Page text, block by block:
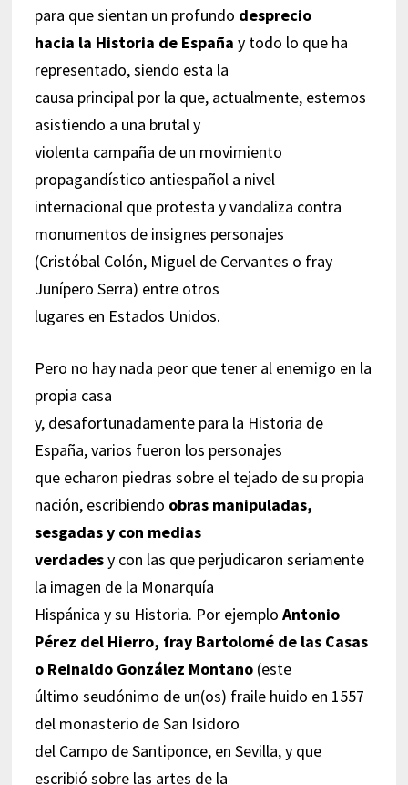
para que sientan un profundo desprecio
hacia la Historia de España y todo lo que ha
representado, siendo esta la
causa principal por la que, actualmente, estemos
asistiendo a una brutal y
violenta campaña de un movimiento
propagandístico antiespañol a nivel
internacional que protesta y vandaliza contra
monumentos de insignes personajes
(Cristóbal Colón, Miguel de Cervantes o fray
Junípero Serra) entre otros
lugares en Estados Unidos.
Pero no hay nada peor que tener al enemigo en la
propia casa
y, desafortunadamente para la Historia de
España, varios fueron los personajes
que echaron piedras sobre el tejado de su propia
nación, escribiendo obras manipuladas,
sesgadas y con medias
verdadesy con las que perjudicaron seriamente
la imagen de la Monarquía
Hispánica y su Historia. Por ejemplo Antonio
Pérez del Hierro, fray Bartolomé de las Casas
o Reinaldo González Montano(este
último seudónimo de un(os) fraile huido en 1557
del monasterio de San Isidoro
del Campo de Santiponce, en Sevilla, y que
escribió sobre las artes de la